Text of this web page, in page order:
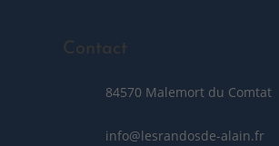
Contact
84570 Malemort du Comtat
info@lesrandosde-alain.fr